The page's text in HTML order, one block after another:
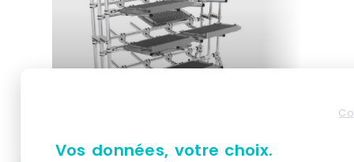
Vos données, votre choix.